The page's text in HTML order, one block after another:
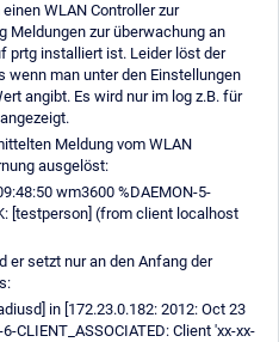
WLAN Controller zur
Meldungen zur überwachung an
prtg installiert ist. Leider löst der
wenn man unter den Einstellungen
angibt. Es wird nur im log z.B. für
Meldung vom WLAN
ausgelöst:
wm3600 %DAEMON-5-
[testperson] (from client localhost
er setzt nur an den Anfang der
in [172.23.0.182: 2012: Oct 23
CLIENT_ASSOCIATED: Client 'xx-xx-